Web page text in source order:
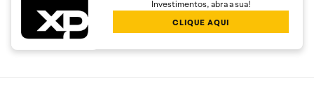
Investimentos, abra a sua!
CLIQUE AQUI